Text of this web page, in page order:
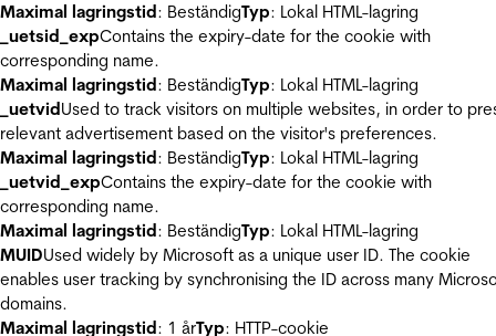
Maximal lagringstid: BeständigTyp: Lokal HTML-lagring
_uetsid_expContains the expiry-date for the cookie with
corresponding name.
Maximal lagringstid: BeständigTyp: Lokal HTML-lagring
_uetvidUsed to track visitors on multiple websites, in order to
relevant advertisement based on the visitor's preferences.
Maximal lagringstid: BeständigTyp: Lokal HTML-lagring
_uetvid_expContains the expiry-date for the cookie with
corresponding name.
Maximal lagringstid: BeständigTyp: Lokal HTML-lagring
MUIDUsed widely by Microsoft as a unique user ID. The cookie
enables user tracking by synchronising the ID across many
domains.
Maximal lagringstid: 1 årTyp: HTTP-cookie